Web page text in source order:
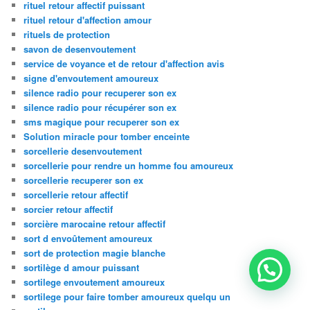
rituel retour affectif puissant
rituel retour d'affection amour
rituels de protection
savon de desenvoutement
service de voyance et de retour d'affection avis
signe d'envoutement amoureux
silence radio pour recuperer son ex
silence radio pour récupérer son ex
sms magique pour recuperer son ex
Solution miracle pour tomber enceinte
sorcellerie desenvoutement
sorcellerie pour rendre un homme fou amoureux
sorcellerie recuperer son ex
sorcellerie retour affectif
sorcier retour affectif
sorcière marocaine retour affectif
sort d envoûtement amoureux
sort de protection magie blanche
sortilège d amour puissant
sortilege envoutement amoureux
sortilege pour faire tomber amoureux quelqu un